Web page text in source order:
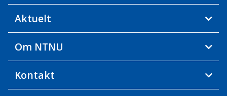
Aktuelt
Om NTNU
Kontakt